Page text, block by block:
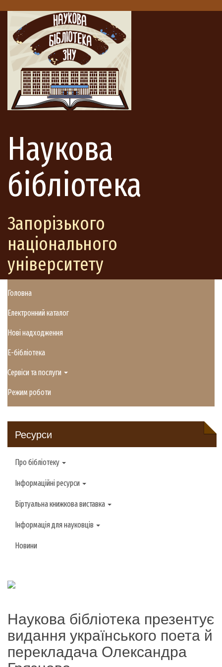
Наукова
бібліотека
Запорізького
національного
університету
Головна
Електронний каталог
Нові надходження
E-бібліотека
Сервіси та послуги
Режим роботи
Ресурси
Про бібліотеку
Інформаційні ресурси
Віртуальна книжкова виставка
Інформація для науковців
Новини
Наукова бібліотека презентує
видання українського поета й
перекладача Олександра